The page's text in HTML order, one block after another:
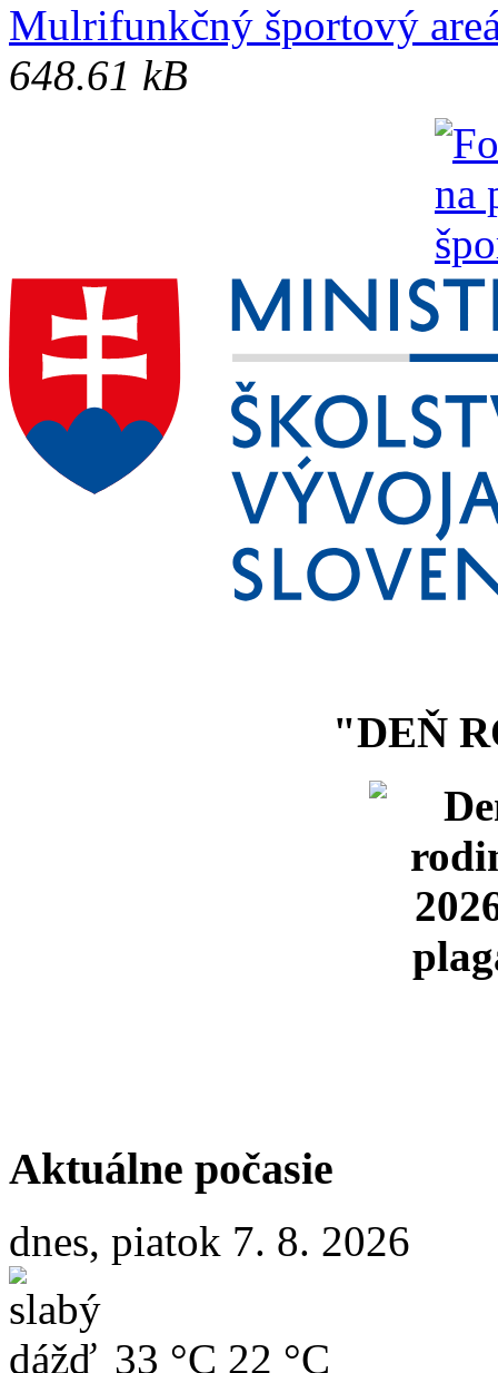
Mulrifunkčný športový
648.61 kB
"DEŇ
Aktuálne počasie
dnes, piatok 7. 8. 2026
33 °C 22 °C